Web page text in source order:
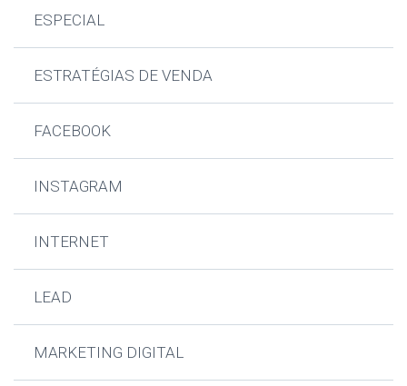
ESPECIAL
ESTRATÉGIAS DE VENDA
FACEBOOK
INSTAGRAM
INTERNET
LEAD
MARKETING DIGITAL